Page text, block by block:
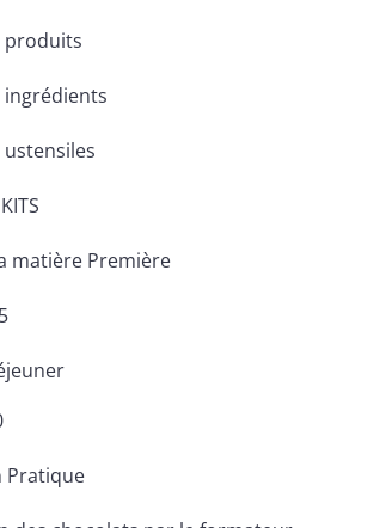
Première